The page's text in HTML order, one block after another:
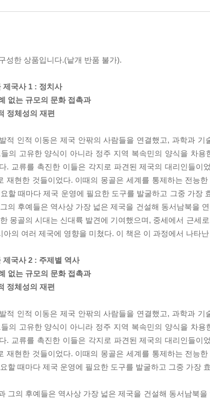
성한 상품입니다.(낱개 반품 불가).
제국사 1 : 정치사
없는 규모의 문화 접촉과
정체성의 재편
적 인적 이동은 제국 안팎의 사람들을 연결했고, 과학과 기
들의 고유한 양식이 아니라 정주 지역 복속민의 양식을 차
. 교류를 촉진한 이들은 각지로 파견된 제국의 대리인들이
재현한 것들이었다. 이때의 몽골은 세계를 통제하는 전능
할 때마다 제국 운영에 필요한 도구를 발굴하고 그중 가장
의 후예들은 역사상 가장 넓은 제국을 건설해 동서남북을
몽골의 시대는 신대륙 발견에 기여했으며, 중세에서 근세
아의 여러 제국에 영향을 미쳤다. 이 책은 이 과정에서 나타
국사 2 : 주제별 역사
없는 규모의 문화 접촉과
정체성의 재편
적 인적 이동은 제국 안팎의 사람들을 연결했고, 과학과 기
들의 고유한 양식이 아니라 정주 지역 복속민의 양식을 차
. 교류를 촉진한 이들은 각지로 파견된 제국의 대리인들이
재현한 것들이었다. 이때의 몽골은 세계를 통제하는 전능
할 때마다 제국 운영에 필요한 도구를 발굴하고 그중 가장
그의 후예들은 역사상 가장 넓은 제국을 건설해 동서남북